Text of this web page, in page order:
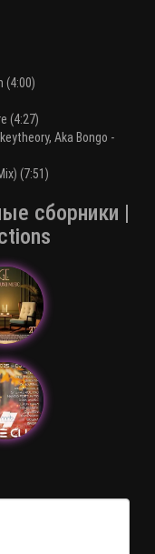
(4:00)
(4:27)
Aka Bongo -
(7:51)
сборники |